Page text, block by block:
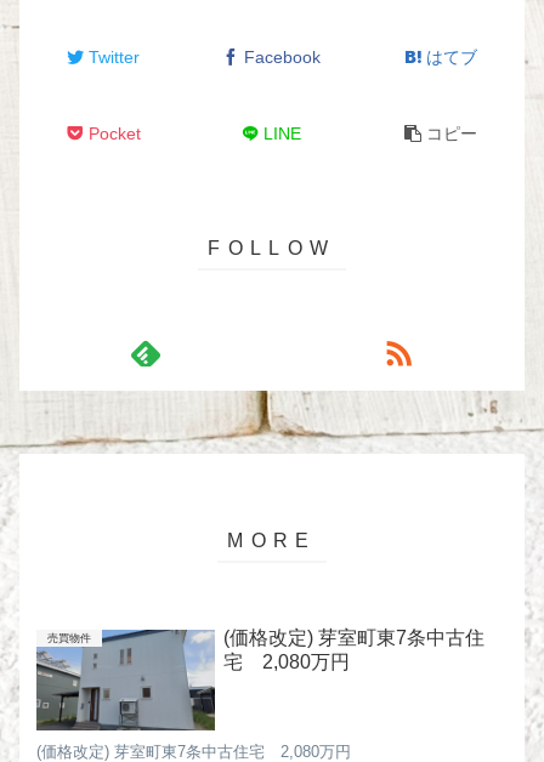
Twitter Facebook はてブ
Pocket LINE コピー
売買物件
(価格改定) 芽室町東7条中古住
宅 2,080万円
(価格改定) 芽室町東7条中古住宅 2,080万円